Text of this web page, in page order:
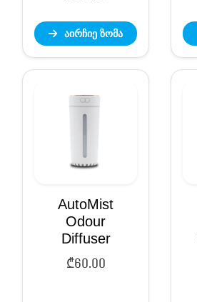
₾47.00
through
₾220.00
აირჩიე ზომა
AutoMist
Odour
Diffuser
₾60.00